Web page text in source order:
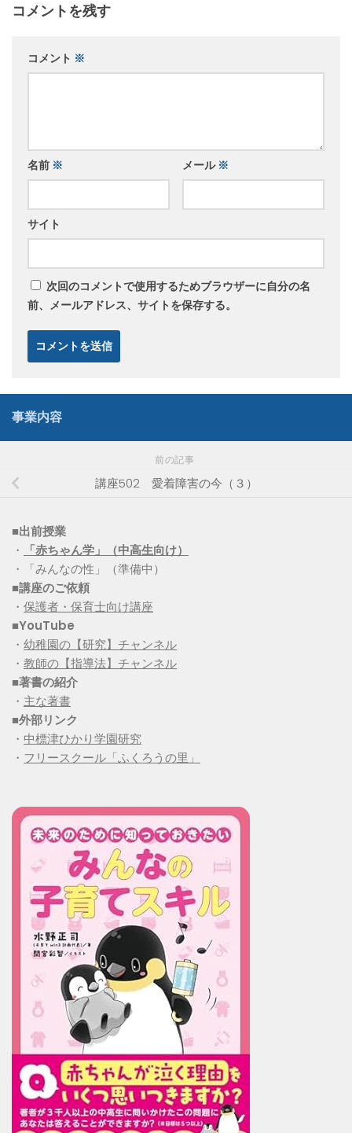
コメントを残す
コメント ※
名前 ※ メール ※
サイト
次回のコメントで使用するためブラウザーに自分の名
前、メールアドレス、サイトを保存する。
事業内容
前の記事
講座502 愛着障害の今（３）
■出前授業
・
「赤ちゃん学」（中高生向け）
・「みんなの性」（準備中）
■講座のご依頼
・ 保護者・保育士向け講座
■YouTube
・ 幼稚園の【研究】チャンネル
・ 教師の【指導法】チャンネル
■著書の紹介
・ 主な著書
■外部リンク
・ 中標津ひかり学園研究
・ フリースクール「ふくろうの里」